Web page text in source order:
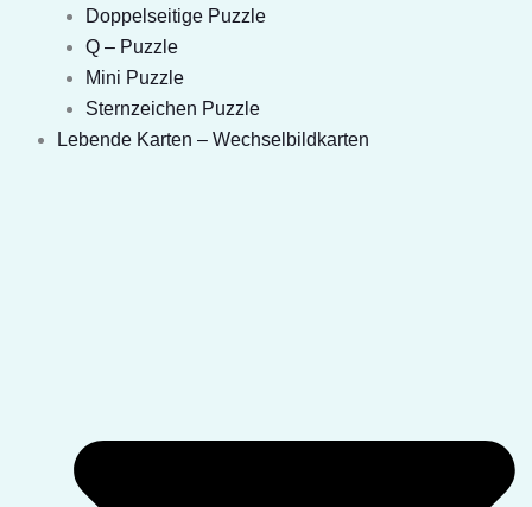
Doppelseitige Puzzle
Q – Puzzle
Mini Puzzle
Sternzeichen Puzzle
Lebende Karten – Wechselbildkarten